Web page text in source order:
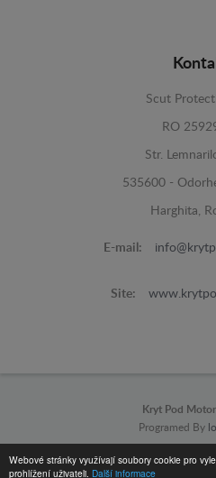
Webové stránky využívají soubory cookie pro
prohlížení uživateli. Další informace
Scut
RO
Str.
535600 -
Harghita,
E-mail:
Site:
Kryt Pod
Programed By